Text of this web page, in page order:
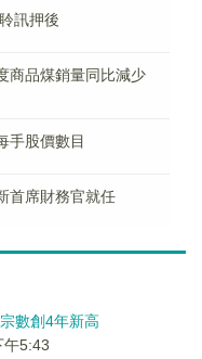
訊押後
商品煤銷量同比減少
手股價數目
首席財務官就任
數創4年新高
午5:43